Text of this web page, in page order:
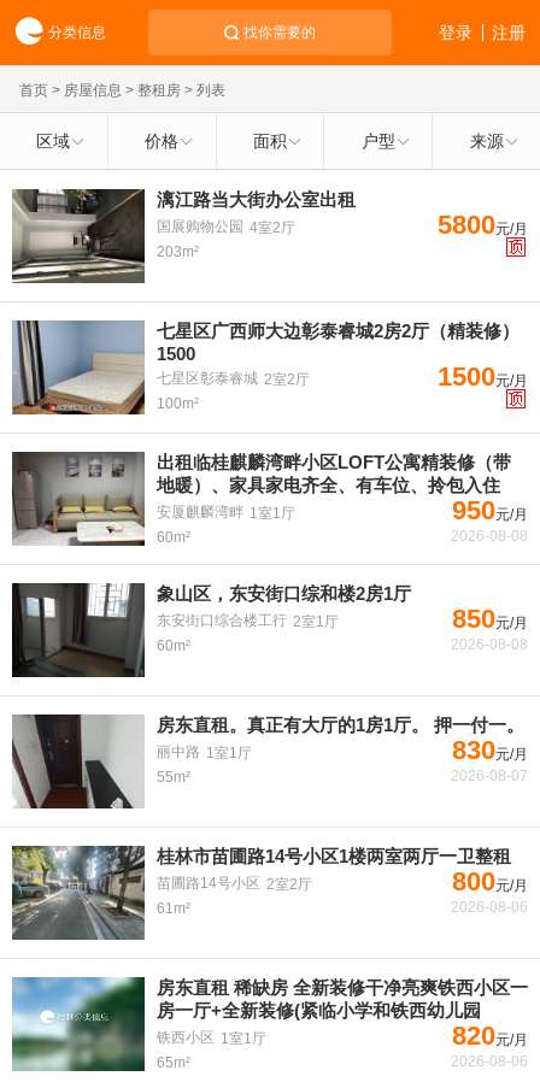
分类信息 找你需要的 注册
登录
首页 > 房屋信息 > 整租房 > 列表
区域 价格 面积 户型 来源
漓江路当大街办公室出租
国展购物公园 4室2厅
203m²
5800元/月
七星区广西师大边彰泰睿城2房2厅（精装修）
1500
七星区彰泰睿城 2室2厅
100m²
1500元/月
出租临桂麒麟湾畔小区LOFT公寓精装修（带
地暖）、家具家电齐全、有车位、拎包入住
安厦麒麟湾畔 1室1厅
60m²
950元/月
2026-08-08
象山区，东安街口综和楼2房1厅
东安街口综合楼工行 2室1厅
60m²
850元/月
2026-08-08
房东直租。真正有大厅的1房1厅。 押一付一。
丽中路 1室1厅
55m²
830元/月
2026-08-07
桂林市苗圃路14号小区1楼两室两厅一卫整租
苗圃路14号小区 2室2厅
61m²
800元/月
2026-08-06
房东直租 稀缺房 全新装修干净亮爽铁西小区一
房一厅+全新装修(紧临小学和铁西幼儿园
铁西小区 1室1厅
65m²
820元/月
2026-08-06